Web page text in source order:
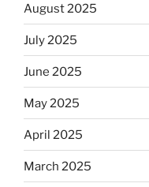
August 2025
July 2025
June 2025
May 2025
April 2025
March 2025